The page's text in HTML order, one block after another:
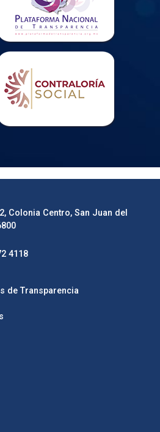
Colonia Centro, San Juan del
4118
de Transparencia